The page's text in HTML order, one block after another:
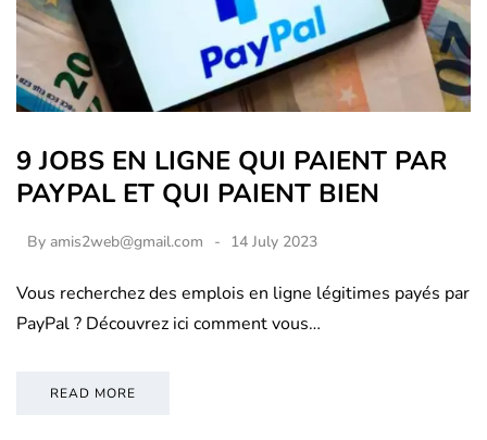
9 JOBS EN LIGNE QUI PAIENT PAR
PAYPAL ET QUI PAIENT BIEN
By amis2web@gmail.com 14 July 2023
Vous recherchez des emplois en ligne légitimes payés par
PayPal ? Découvrez ici comment vous…
READ MORE